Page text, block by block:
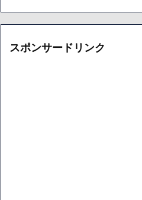
スポンサードリンク